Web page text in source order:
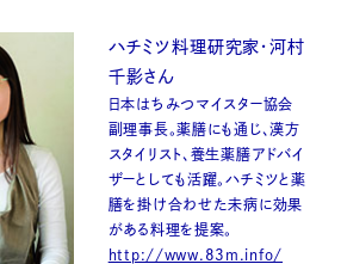
ハチミツ料理研究家・河村
千影さん
日本はちみつマイスター協会
副理事長。薬膳にも通じ、漢方
スタイリスト、養生薬膳アドバイ
ザーとしても活躍。ハチミツと薬
膳を掛け合わせた未病に効果
がある料理を提案。
http://www.83m.info/